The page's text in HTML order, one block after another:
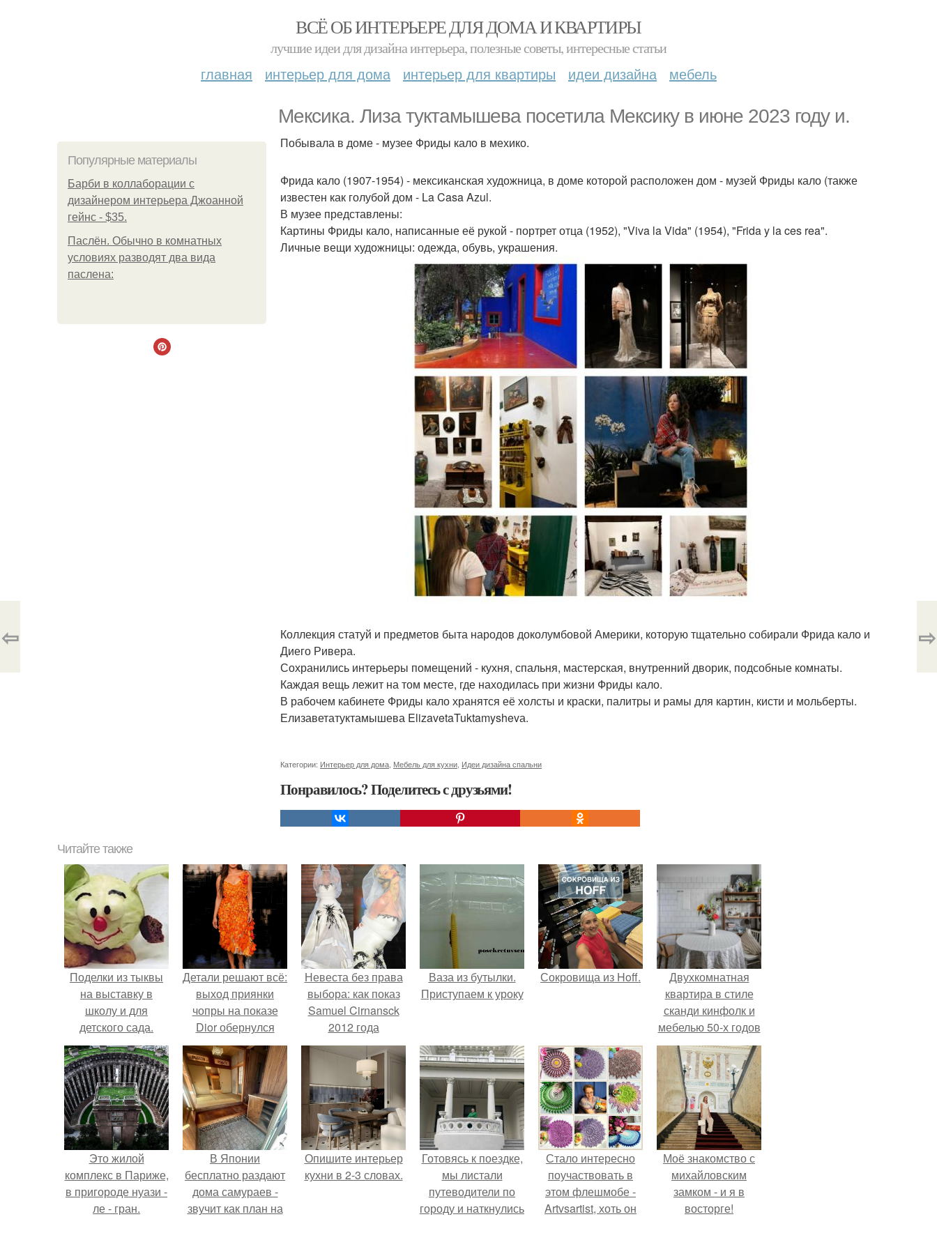
ВСЁ ОБ ИНТЕРЬЕРЕ ДЛЯ ДОМА И КВАРТИРЫ
лучшие идеи для дизайна интерьера, полезные советы, интересные статьи
главная интерьер для дома интерьер для квартиры идеи дизайна мебель
Мексика. Лиза туктамышева посетила Мексику в июне 2023 году и.
Популярные материалы
Барби в коллаборации с
дизайнером интерьера Джоанной
гейнс - $35.
Паслён. Обычно в комнатных
условиях разводят два вида
паслена:
Побывала в доме - музее Фриды кало в мехико.
Фрида кало (1907-1954) - мексиканская художница, в доме которой расположен дом - музей Фриды кало (также
известен как голубой дом - La Casa Azul.
В музее представлены:
Картины Фриды кало, написанные её рукой - портрет отца (1952), "Viva la Vida" (1954), "Frida y la ces rea".
Личные вещи художницы: одежда, обувь, украшения.
Коллекция статуй и предметов быта народов доколумбовой Америки, которую тщательно собирали Фрида кало и
Диего Ривера.
Сохранились интерьеры помещений - кухня, спальня, мастерская, внутренний дворик, подсобные комнаты.
Каждая вещь лежит на том месте, где находилась при жизни Фриды кало.
В рабочем кабинете Фриды кало хранятся её холсты и краски, палитры и рамы для картин, кисти и мольберты.
Елизаветатуктамышева ElizavetaTuktamyshevа.
Категории: Интерьер для дома Мебель для кухни Идеи дизайна спальни
Понравилось? Поделитесь с друзьями!
⇦ ⇨
Читайте также
Поделки из тыквы
на выставку в
школу и для
детского сада.
Осенние поделки из
тыквы своими
руками: 12
красивых и
оригинальных
поделок из тыквы
для детского сада и
школы
Детали решают всё:
выход приянки
чопры на показе
Dior обернулся
шквалом критики
из-за небрежного
пошива.
Невеста без права
выбора: как показ
Samuel Cirnansck
2012 года
превратил подиум
в манифест против
принуждения.
Ваза из бутылки.
Приступаем к уроку
Сокровища из Hoff.
Двухкомнатная
квартира в стиле
сканди кинфолк и
мебелью 50-х годов
в высотке на
котельнической.
Это жилой
комплекс в Париже,
в пригороде нуази -
ле - гран.
В Японии
бесплатно раздают
дома самураев -
звучит как план на
Опишите интерьер
кухни в 2-3 словах.
Готовясь к поездке,
мы листали
путеводители по
городу и наткнулись
Стало интересно
поучаствовать в
этом флешмобе -
Artvsartist, хоть он
Моё знакомство с
михайловским
замком - и я в
восторге!